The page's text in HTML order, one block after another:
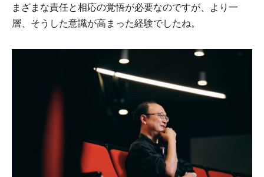
まざまな責任と相応の覚悟が必要なのですが、より一
層、そうした意識が高まった経験でしたね。